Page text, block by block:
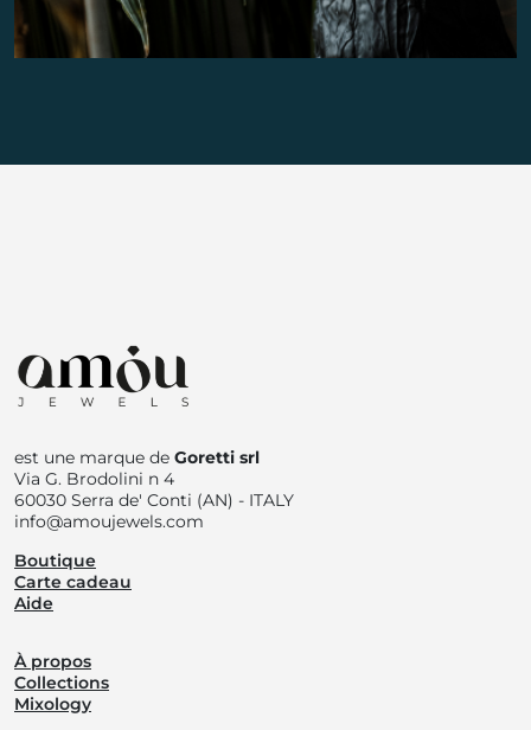
est une marque de Goretti srl
Via G. Brodolini n 4
60030 Serra de' Conti (AN) - ITALY
info@amoujewels.com
Boutique
Carte cadeau
Aide
À propos
Collections
Mixology